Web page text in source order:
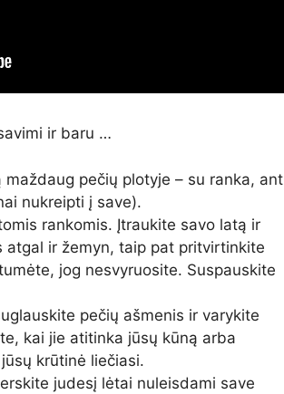
ir baru …
pečių plotyje – su ranka, ant
nukreipti į save).
rankomis. Įtraukite savo latą ir
atgal ir žemyn, taip pat pritvirtinkite
jog nesvyruosite. Suspauskite
pečių ašmenis ir varykite
kai jie atitinka jūsų kūną arba
krūtinė liečiasi.
judesį lėtai nuleisdami save